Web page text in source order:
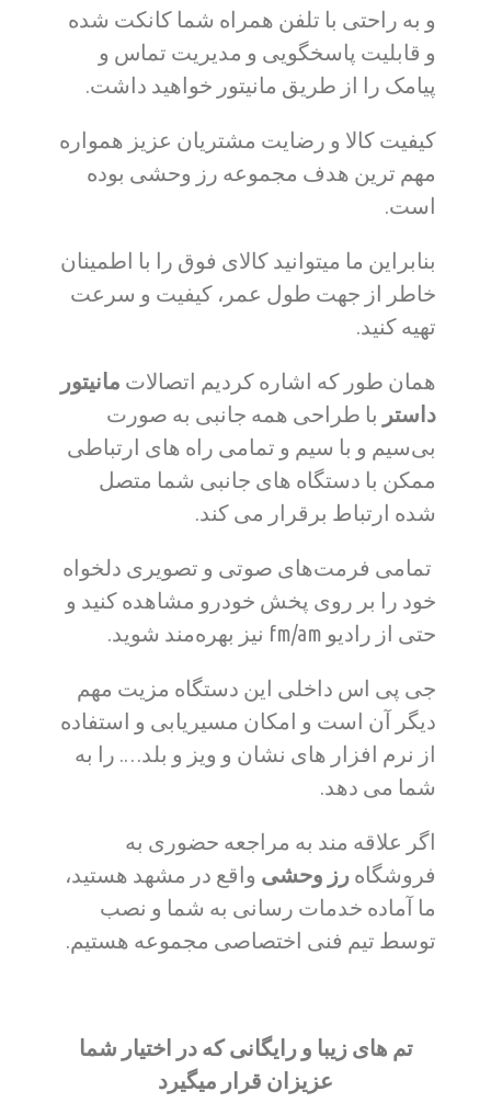
و به راحتی با تلفن همراه شما کانکت شده
و قابلیت پاسخگویی و مدیریت تماس و
پیامک را از طریق مانیتور خواهید داشت.
کیفیت کالا و رضایت مشتریان عزیز همواره
مهم ترین هدف مجموعه رز وحشی بوده
است.
بنابراین ما میتوانید کالای فوق را با اطمینان
خاطر از جهت طول عمر، کیفیت و سرعت
تهیه کنید.
همان طور که اشاره کردیم اتصالات مانیتور
داستر با طراحی همه جانبی به صورت
بی‌سیم و با سیم و تمامی راه های ارتباطی
ممکن با دستگاه های جانبی شما متصل
شده ارتباط برقرار می کند.
تمامی فرمت‌های صوتی و تصویری دلخواه
خود را بر روی پخش خودرو مشاهده کنید و
حتی از رادیو fm/am نیز بهره‌مند شوید.
جی پی اس داخلی این دستگاه مزیت مهم
دیگر آن است و امکان مسیریابی و استفاده
از نرم افزار های نشان و ویز و بلد…. را به
شما می دهد.
اگر علاقه مند به مراجعه حضوری به
فروشگاه رز وحشی واقع در مشهد هستید،
ما آماده خدمات رسانی به شما و نصب
توسط تیم فنی اختصاصی مجموعه هستیم.
تم های زیبا و رایگانی که در اختیار شما
عزیزان قرار میگیرد